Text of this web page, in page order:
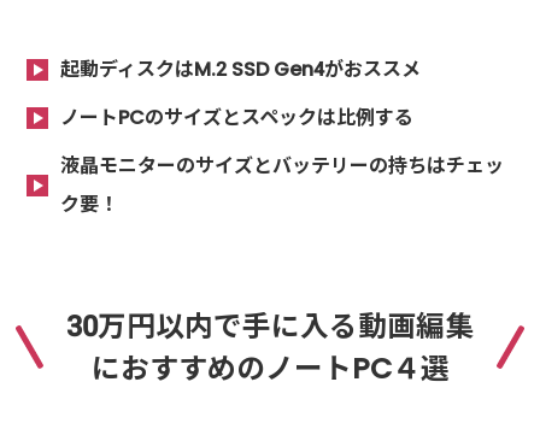
起動ディスクはM.2 SSD Gen4がおススメ
ノートPCのサイズとスペックは比例する
液晶モニターのサイズとバッテリーの持ちはチェッ
ク要！
30万円以内で手に入る動画編集
におすすめのノートPC４選